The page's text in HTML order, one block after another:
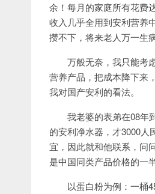
余！每月的家庭所有花费
收入几乎全用到安利营养
攒不下，将来老人万一生
万般无奈，我只能考
营养产品，把成本降下来
我对国产安利的看法。
我老婆的表弟在08年
的安利净水器，才3000人
宜，因此就和他联系，问
是中国同类产品价格的一
以蛋白粉为例：一桶